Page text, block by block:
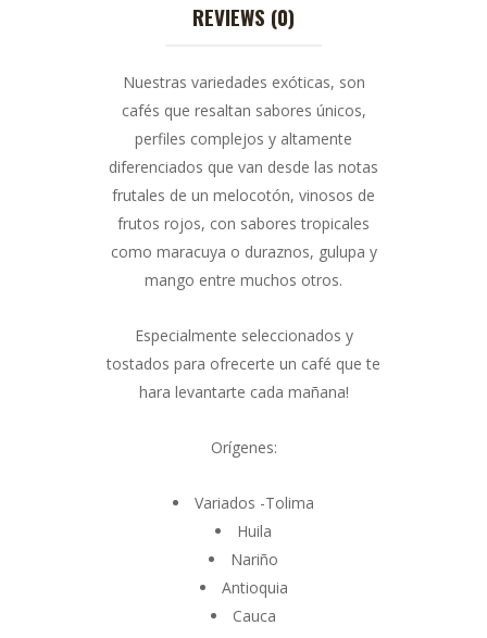
REVIEWS (0)
Nuestras variedades exóticas, son
cafés que resaltan sabores únicos,
perfiles complejos y altamente
diferenciados que van desde las notas
frutales de un melocotón, vinosos de
frutos rojos, con sabores tropicales
como maracuya o duraznos, gulupa y
mango entre muchos otros.
Especialmente seleccionados y
tostados para ofrecerte un café que te
hara levantarte cada mañana!
Orígenes:
Variados -Tolima
Huila
Nariño
Antioquia
Cauca